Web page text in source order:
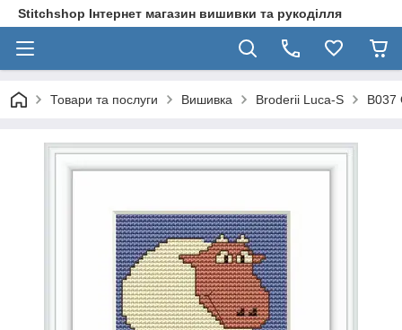
Stitchshop Інтернет магазин вишивки та рукоділля
Товари та послуги Вишивка Broderii Luca-S B037